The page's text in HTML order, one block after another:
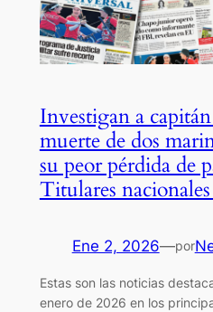
Investigan a
muerte de dos
su peor pérdida de
Titulares
Ene 2, 2026—por
Estas son las noticias
enero de 2026 en los